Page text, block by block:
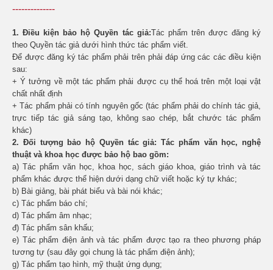
--------------
1. Điều kiện bảo hộ Quyền tác giả:Tác phẩm trên được đăng ký
theo Quyền tác giả dưới hình thức tác phẩm viết.
Để được đăng ký tác phẩm phải trên phải đáp ứng các các điều kiện
sau:
+ Ý tưởng về một tác phẩm phải được cụ thể hoá trên một loại vật
chất nhất định
+ Tác phẩm phải có tính nguyên gốc (tác phẩm phải do chính tác giả,
trực tiếp tác giả sáng tạo, không sao chép, bắt chước tác phẩm
khác)
2. Đối tượng bảo hộ Quyền tác giả: Tác phẩm văn học, nghệ
thuật và khoa học được bảo hộ bao gồm:
a) Tác phẩm văn học, khoa học, sách giáo khoa, giáo trình và tác
phẩm khác được thể hiện dưới dạng chữ viết hoặc ký tự khác;
b) Bài giảng, bài phát biểu và bài nói khác;
c) Tác phẩm báo chí;
d) Tác phẩm âm nhạc;
đ) Tác phẩm sân khấu;
e) Tác phẩm điện ảnh và tác phẩm được tạo ra theo phương pháp
tương tự (sau đây gọi chung là tác phẩm điện ảnh);
g) Tác phẩm tạo hình, mỹ thuật ứng dụng;